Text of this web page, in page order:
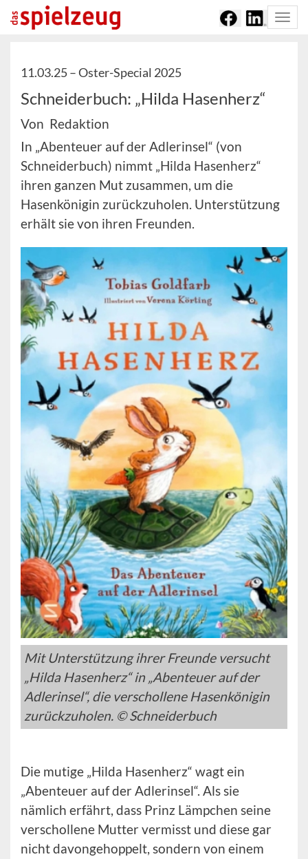
11.03.25 –Oster-Special 2025
Schneiderbuch: „Hilda Hasenherz“
Von Redaktion
In „Abenteuer auf der Adlerinsel“ (von
Schneiderbuch) nimmt „Hilda Hasenherz“
ihren ganzen Mut zusammen, um die
Hasenkönigin zurückzuholen. Unterstützung
erhält sie von ihren Freunden.
Mit Unterstützung ihrer Freunde versucht
„Hilda Hasenherz“ in „Abenteuer auf der
Adlerinsel“, die verschollene Hasenkönigin
zurückzuholen. © Schneiderbuch
Die mutige „Hilda Hasenherz“ wagt ein
„Abenteuer auf der Adlerinsel“. Als sie
nämlich erfährt, dass Prinz Lämpchen seine
verschollene Mutter vermisst und diese gar
nicht davongehoppelt, sondern von einem